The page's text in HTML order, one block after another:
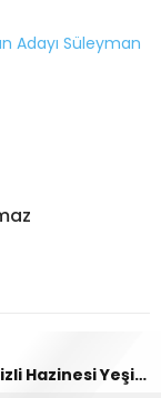
Süleyman Tan İş Dünyası Temsilcileriyle Bir Araya Gelmeye Devam Ediyor
Kemaliye’nin Gizli Hazinesi Yeşilyurt Köyü Camii